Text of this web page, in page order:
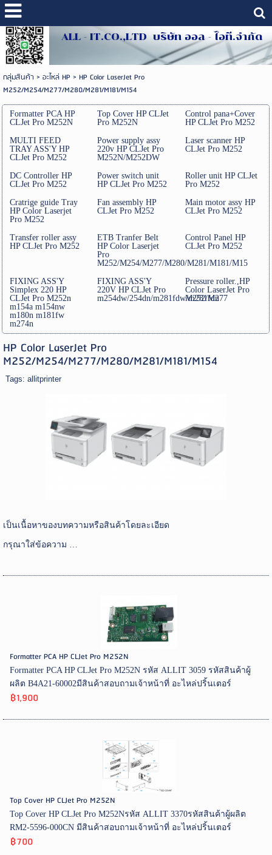
ALL - IT.CO.,LTD บริษัท ออล - ไอที.จำกัด
กลุ่มสินค้า > อะไหล่ HP> HP Color LaserJet Pro
M252/M254/M277/M280/M281/M181/M154
Formatter PCA HP
CLJet Pro M252N
Top Cover HP CLJet
Pro M252N
Control pana+Cover
HP CLJet Pro M252
MULTI FEED
TRAY ASS'Y HP
CLJet Pro M252
Power supply assy
220v HP CLJet Pro
M252N/M252DW
Laser scanner HP
CLJet Pro M252
DC Controller HP
CLJet Pro M252
Power switch unit
HP CLJet Pro M252
Roller unit HP CLJet
Pro M252
Cratrige guide Tray
HP Color Laserjet
Pro M252
Fan assembly HP
CLJet Pro M252
Main motor assy HP
CLJet Pro M252
Transfer roller assy
HP CLJet Pro M252
ETB Tranfer Belt
HP Color Laserjet
Pro
M252/M254/M277/M280/M281/M181/M15
Control Panel HP
CLJet Pro M252
FIXING ASS'Y
Simplex 220 HP
CLJet Pro M252n
m154a m154nw
m180n m181fw
m274n
FIXING ASS'Y
220V HP CLJet Pro
m254dw/254dn/m281fdw/m281fdn
Pressure roller.,HP
Color LaserJet Pro
M252/M277
HP Color LaserJet Pro
M252/M254/M277/M280/M281/M181/M154
Tags: allitprinter
เป็นเนื้อหาของบทความหรือสินค้าโดยละเอียด
กรุณาใส่ข้อความ …
Formatter PCA HP CLJet Pro M252N
Formatter PCA HP CLJet Pro M252N รหัส ALLIT 3059 รหัสสินค้าผู้
ผลิต B4A21-60002มีสินค้าสอบถามเจ้าหน้าที่ อะไหล่ปริ้นเตอร์
฿1,900
Top Cover HP CLJet Pro M252N
Top Cover HP CLJet Pro M252Nรหัส ALLIT 3370รหัสสินค้าผู้ผลิต
RM2-5596-000CN มีสินค้าสอบถามเจ้าหน้าที่ อะไหล่ปริ้นเตอร์
฿700